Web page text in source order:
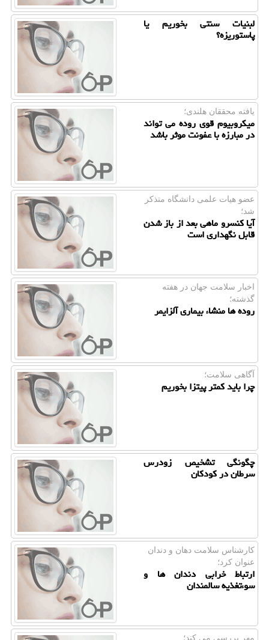
لبنیات سنتی بخوریم یا
پاستوریزه؟
یافته محققان هلندی؛
میکروبیوم قوی روده می تواند
در مبارزه با عفونت موثر باشد
عضو هیات علمی دانشگاه متذكر
شد؛
آیا کنسرو ماهی بعد از باز شدن
قابل نگهداری است
اخبار سلامت جهان در هفته
گذشته؛
روده ها منشاء بیماری آلزایمر
آگاهی سلامت؛
چرا باید کمتر پیتزا بخوریم
چگونگی تشخیص زودرس
سرطان در کودکان
كارشناس سلامت دهان و دندان
عنوان كرد؛
ارتباط خرابی دندان ها و
سوءتغذیه سالمندان
مهر بررسی می كند؛